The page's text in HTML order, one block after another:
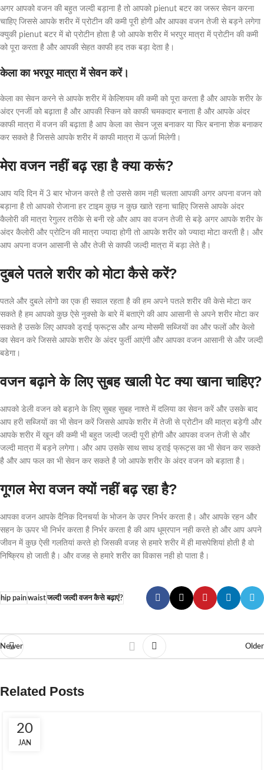
अगर आपको वजन की बहुत जल्दी बड़ाना है तो आपको pienut बटर का जरूर सेवन करना
चाहिए जिससे आपके शरीर में प्रोटीन की कमी पूरी होगी और आपका वजन तेजी से बड़ने लगेगा
क्युकी pienut बटर में बो प्रोटीन होता है जो आपके शरीर में भरपुर मात्रा में प्रोटीन की कमी
को पूरा करता है और आपकी सेहत काफी हद तक बड़ा देता है।
केला का भरपूर मात्रा में सेवन करें।
केला का सेवन करने से आपके शरीर में केल्शियम की कमी को पूरा करता है और आपके शरीर के
अंदर एनर्जी को बढ़ाता है और आपकी स्किन को काफी चमकदार बनाता है और आपके अंदर
काफी मात्रा में वजन की बढ़ाता है आप केला का सेवन जूस बनाकर या फिर बनाना शेक बनाकर
कर सकते है जिससे आपके शरीर में काफी मात्रा में ऊर्जा मिलेगी।
मेरा वजन नहीं बढ़ रहा है क्या करूं?
आप यदि दिन में 3 बार भोजन करते है तो उससे काम नही चलता आपकी अगर अपना वजन को
बड़ाना है तो आपको रोजाना हर टाइम कुछ न कुछ खाते रहना चाहिए जिससे आपके अंदर
कैलोरी की मात्रा रेगुलर तरीके से बनी रहे और आप का वजन तेजी से बड़े अगर आपके शरीर के
अंदर कैलोरी और प्रोटिन की मात्रा ज्यादा होगी तो आपके शरीर को ज्यादा मोटा करती है। और
आप अपना वजन आसानी से और तेजी से काफी जल्दी मात्रा में बड़ा लेते है।
दुबले पतले शरीर को मोटा कैसे करें?
पतले और दुबले लोगो का एक ही सवाल रहता है की हम अपने पतले शरीर की केसे मोटा कर
सकते है हम आपको कुछ ऐसे नुक्सो के बारे में बताएंगे की आप आसानी से अपने शरीर मोटा कर
सकते है उसके लिए आपको ड्राई फ्रूट्स और अन्य मोसमी सब्जियों का और फलों और केलो
का सेवन करे जिससे आपके शरीर के अंदर फुर्ती आएंगी और आपका वजन आसानी से और जल्दी
बडेगा।
वजन बढ़ाने के लिए सुबह खाली पेट क्या खाना चाहिए?
आपको डेली वजन को बड़ाने के लिए सुबह सुबह नाश्ते में दलिया का सेवन करें और उसके बाद
आप हरी सब्जियों का भी सेवन करें जिससे आपके शरीर में तेजी से प्रोटीन की मात्रा बड़ेगी और
आपके शरीर में खून की कमी भी बहुत जल्दी जल्दी पूरी होगी और आपका वजन तेजी से और
जल्दी मात्रा में बड़ने लगेगा। और आप उसके साथ साथ ड्राई फ्रूट्स का भी सेवन कर सकते
है और आप फल का भी सेवन कर सकते है जो आपके शरीर के अंदर वजन को बड़ाता है।
गूगल मेरा वजन क्यों नहीं बढ़ रहा है?
आपका वजन आपके दैनिक दिनचर्या के भोजन के उपर निर्भर करता है। और आपके रहन और
सहन के ऊपर भी निर्भर करता है निर्भर करता है की आप धूम्रपान नही करते हो और आप अपने
जीवन में कुछ ऐसी गलतियां करते हो जिसकी वजह से हमारे शरीर में ही मासपेशियां होती है वो
निष्क्रिय हो जाती है। और वजह से हमारे शरीर का विकास नही हो पाता है।
hip painwaistजल्दी जल्दी वजन कैसे बढ़ाएं?
Newer Older
Related Posts
20
JAN